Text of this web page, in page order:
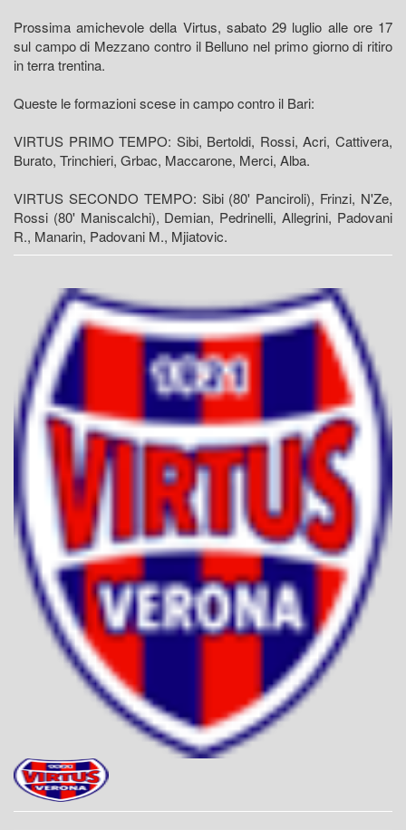
Prossima amichevole della Virtus, sabato 29 luglio alle ore 17
sul campo di Mezzano contro il Belluno nel primo giorno di ritiro
in terra trentina.
Queste le formazioni scese in campo contro il Bari:
VIRTUS PRIMO TEMPO: Sibi, Bertoldi, Rossi, Acri, Cattivera,
Burato, Trinchieri, Grbac, Maccarone, Merci, Alba.
VIRTUS SECONDO TEMPO: Sibi (80' Panciroli), Frinzi, N'Ze,
Rossi (80' Maniscalchi), Demian, Pedrinelli, Allegrini, Padovani
R., Manarin, Padovani M., Mjiatovic.